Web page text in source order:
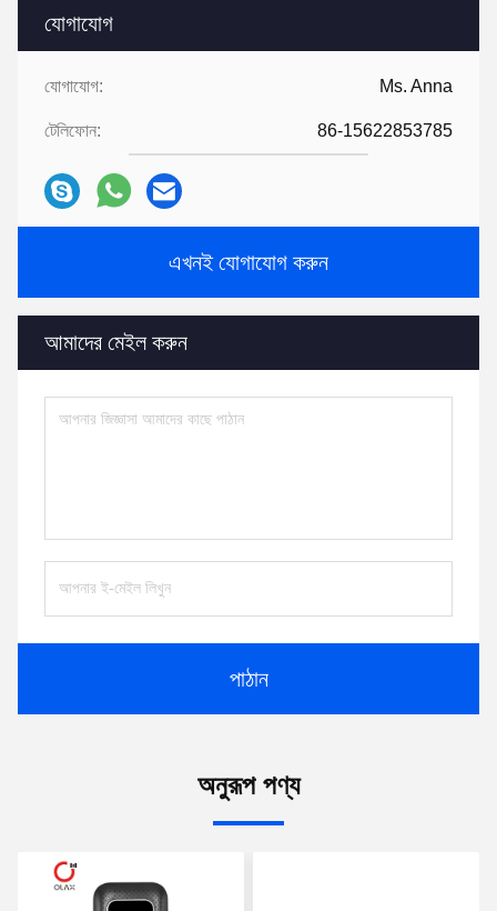
যোগাযোগ
যোগাযোগ: Ms. Anna
টেলিফোন: 86-15622853785
এখনই যোগাযোগ করুন
আমাদের মেইল ​​করুন
পাঠান
অনুরূপ পণ্য